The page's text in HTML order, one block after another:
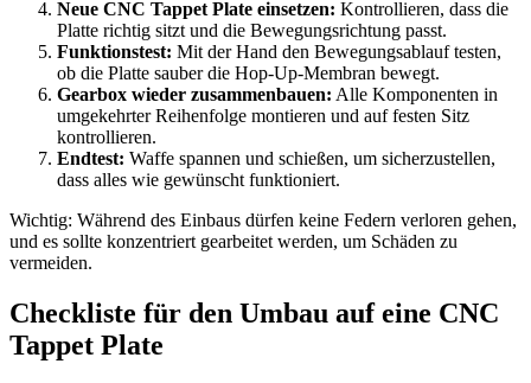
Neue CNC Tappet Plate einsetzen: Kontrollieren, dass die
Platte richtig sitzt und die Bewegungsrichtung passt.
Funktionstest: Mit der Hand den Bewegungsablauf testen,
ob die Platte sauber die Hop-Up-Membran bewegt.
Gearbox wieder zusammenbauen: Alle Komponenten in
umgekehrter Reihenfolge montieren und auf festen Sitz
kontrollieren.
Endtest: Waffe spannen und schießen, um sicherzustellen,
dass alles wie gewünscht funktioniert.
Wichtig: Während des Einbaus dürfen keine Federn verloren gehen,
und es sollte konzentriert gearbeitet werden, um Schäden zu
vermeiden.
Checkliste für den Umbau auf eine CNC
Tappet Plate